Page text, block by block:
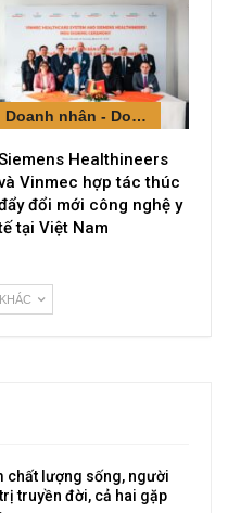
Doanh nhân - Doanh nghiệp
Healthineers
Vinmec hợp tác thúc
đổi mới công nghệ y
tại Việt Nam
chất lượng sống, người
truyền đời, cả hai gặp